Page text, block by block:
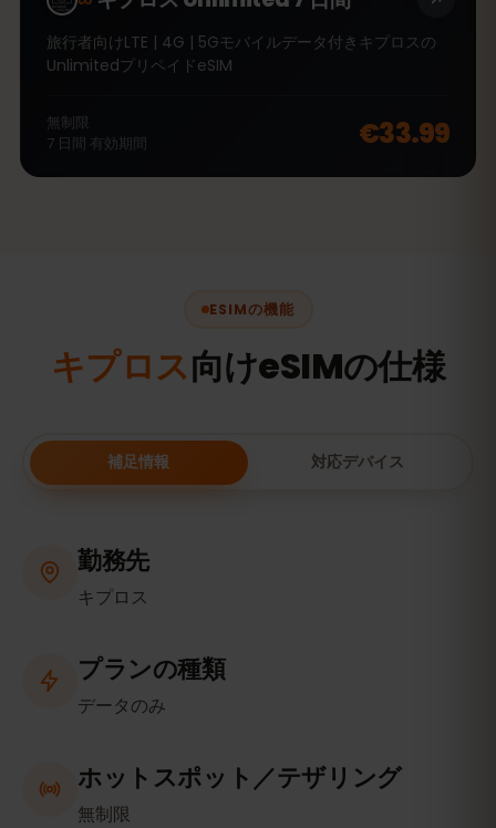
旅行者向けLTE | 4G | 5Gモバイルデータ付きキプロスの
UnlimitedプリペイドeSIM
無制限
7 日間 有効期間 €33.99
ESIMの機能
キプロス向けeSIMの仕様
補足情報 対応デバイス
勤務先
キプロス
プランの種類
データのみ
ホットスポット／テザリング
無制限